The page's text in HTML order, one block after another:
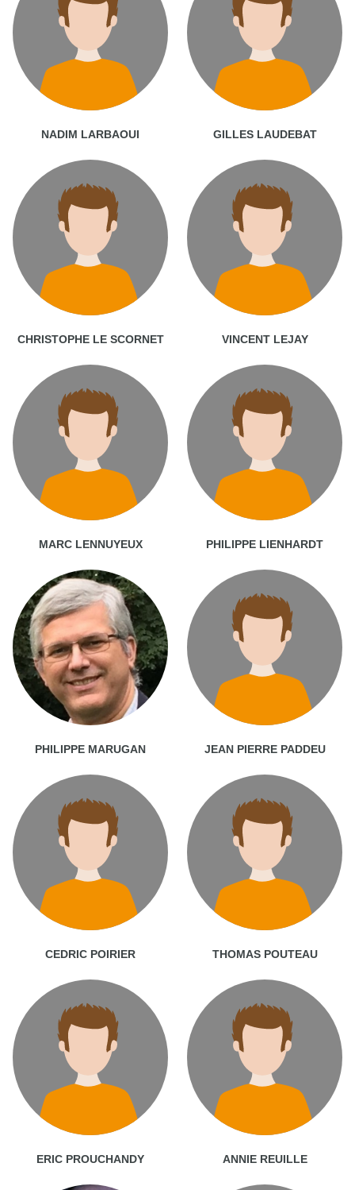
NADIM LARBAOUI GILLES LAUDEBAT
CHRISTOPHE LE SCORNET VINCENT LEJAY
MARC LENNUYEUX PHILIPPE LIENHARDT
PHILIPPE MARUGAN JEAN PIERRE PADDEU
CEDRIC POIRIER THOMAS POUTEAU
ERIC PROUCHANDY ANNIE REUILLE